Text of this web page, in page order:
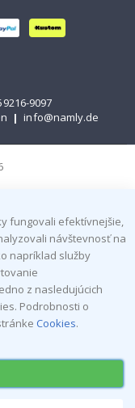
9097
| info@namly.de
fungovali efektívnejšie,
návštevnosť na
napríklad služby
z nasledujúcich
Podrobnosti o
Cookies.